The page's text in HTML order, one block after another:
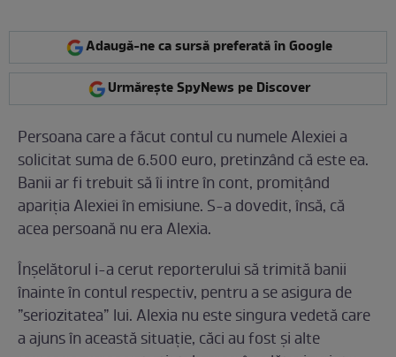
Adaugă-ne ca sursă preferată în Google
Urmărește SpyNews pe Discover
Persoana care a făcut contul cu numele Alexiei a
solicitat suma de 6.500 euro, pretinzând că este ea.
Banii ar fi trebuit să îi intre în cont, promițând
apariția Alexiei în emisiune. S-a dovedit, însă, că
acea persoană nu era Alexia.
Înșelătorul i-a cerut reporterului să trimită banii
înainte în contul respectiv, pentru a se asigura de
”seriozitatea” lui. Alexia nu este singura vedetă care
a ajuns în această situație, căci au fost și alte